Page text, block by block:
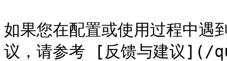
如果您在配置或使用过程中遇
议，请参考 [反馈与建议